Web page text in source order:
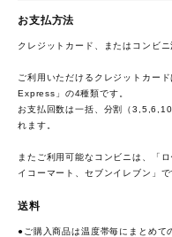
お支払方法
クレジットカード、またはコンビ
ご利用いただけるクレジットカー
Express」の4種類です。
お支払回数は一括、分割（
れます。
またご利用可能なコンビニは、「
イコーマート、セブンイレブン」で
送料
●ご購入商品は温度帯毎にまとめて